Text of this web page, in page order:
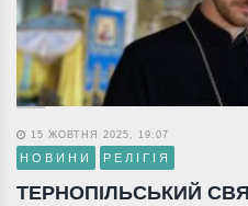
15 ЖОВТНЯ 2025, 19:07
НОВИНИ РЕЛІГІЯ
ТЕРНОПІЛЬСЬКИЙ